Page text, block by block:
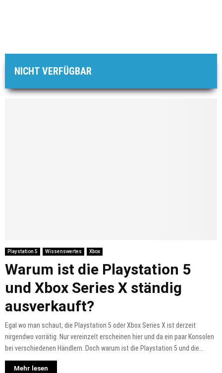
NICHT VERFÜGBAR
Playstation 5 Wissenswertes Xbox
Warum ist die Playstation 5
und Xbox Series X ständig
ausverkauft?
Egal wo man schaut, die Playstation 5 oder Xbox Series X ist derzeit
nirgendwo vorrätig. Nur vereinzelt erscheinen hier und da ein paar Konsolen
bei verschiedenen Händlern. Doch warum ist die Playstation 5 und die...
Mehr lesen